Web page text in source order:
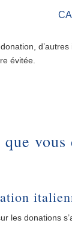
évitée.
que
les donations